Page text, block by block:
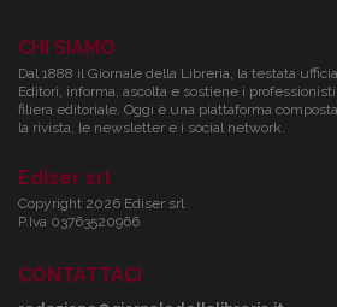
CHI SIAMO
Dal 1888 il Giornale della Libreria, la testata
Editori, informa, ascolta e sostiene i
filiera editoriale. Oggi è una piattaforma
la rivista, le newsletter e i social network.
Ediser srl
Copyright 2026 Ediser srl
P.Iva 03763520966
CONTATTACI